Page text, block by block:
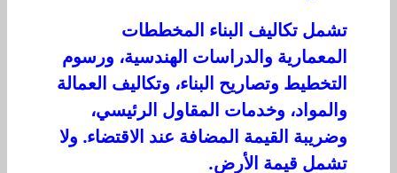
تشمل تكاليف البناء المخططات
المعمارية والدراسات الهندسية، ورسوم
التخطيط وتصاريح البناء، وتكاليف العمالة
والمواد، وخدمات المقاول الرئيسي،
وضريبة القيمة المضافة عند الاقتضاء. ولا
تشمل قيمة الأرض.